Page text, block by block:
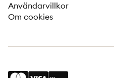
Användarvillkor
Om cookies